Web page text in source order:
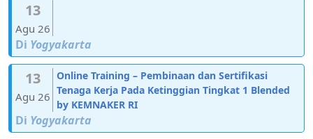
13
Agu 26
Di Yogyakarta
13
Agu 26
Online Training – Pembinaan dan Sertifikasi
Tenaga Kerja Pada Ketinggian Tingkat 1 Blended
by KEMNAKER RI
Di Yogyakarta